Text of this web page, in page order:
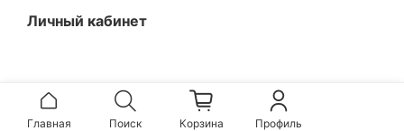
Личный кабинет
Главная Поиск Корзина Профиль